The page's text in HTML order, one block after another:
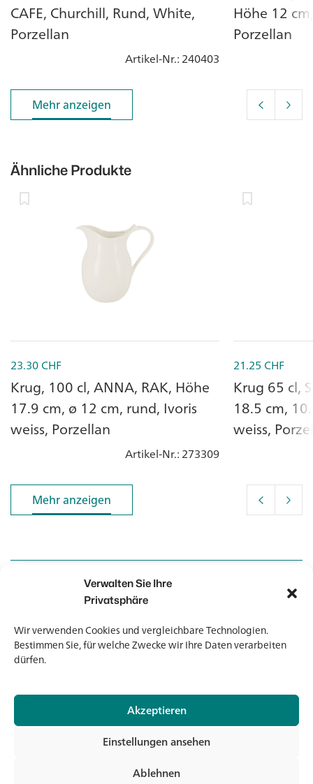
Verwalten Sie Ihre
Privatsphäre
Wir verwenden Cookies und vergleichbare Technologien.
Bestimmen Sie, für welche Zwecke wir Ihre Daten verarbeiten
dürfen.
Akzeptieren
Ablehnen
Einstellungen ansehen
CAFE, Churchill, Rund, White,
Porzellan
Artikel-Nr.: 240403
Höhe 12
Porzellan
Mehr anzeigen
Mehr anzeigen
Ähnliche Produkte
23.30CHF
Krug, 100 cl, ANNA, RAK, Höhe
17.9 cm, ø 12 cm, rund, Ivoris
weiss, Porzellan
Artikel-Nr.: 273309
21.25 CHF
Krug 65 cl,
18.5 cm,
weiss,
Mehr anzeigen
Mehr anzeigen
Kontakt
Kontakt
Newsletter
Newsletter
© 2026 Banholzer AG
Impressum
Datenschutz